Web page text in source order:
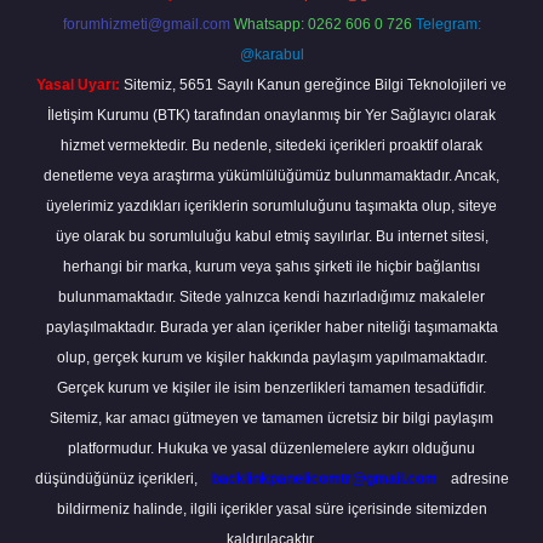
forumhizmeti@gmail.com Whatsapp: 0262 606 0 726 Telegram:
@karabul
Yasal Uyarı: Sitemiz, 5651 Sayılı Kanun gereğince Bilgi Teknolojileri ve
İletişim Kurumu (BTK) tarafından onaylanmış bir Yer Sağlayıcı olarak
hizmet vermektedir. Bu nedenle, sitedeki içerikleri proaktif olarak
denetleme veya araştırma yükümlülüğümüz bulunmamaktadır. Ancak,
üyelerimiz yazdıkları içeriklerin sorumluluğunu taşımakta olup, siteye
üye olarak bu sorumluluğu kabul etmiş sayılırlar. Bu internet sitesi,
herhangi bir marka, kurum veya şahıs şirketi ile hiçbir bağlantısı
bulunmamaktadır. Sitede yalnızca kendi hazırladığımız makaleler
paylaşılmaktadır. Burada yer alan içerikler haber niteliği taşımamakta
olup, gerçek kurum ve kişiler hakkında paylaşım yapılmamaktadır.
Gerçek kurum ve kişiler ile isim benzerlikleri tamamen tesadüfidir.
Sitemiz, kar amacı gütmeyen ve tamamen ücretsiz bir bilgi paylaşım
platformudur. Hukuka ve yasal düzenlemelere aykırı olduğunu
düşündüğünüz içerikleri,
backlinkpanelicomtr@gmail.com
adresine
bildirmeniz halinde, ilgili içerikler yasal süre içerisinde sitemizden
kaldırılacaktır.